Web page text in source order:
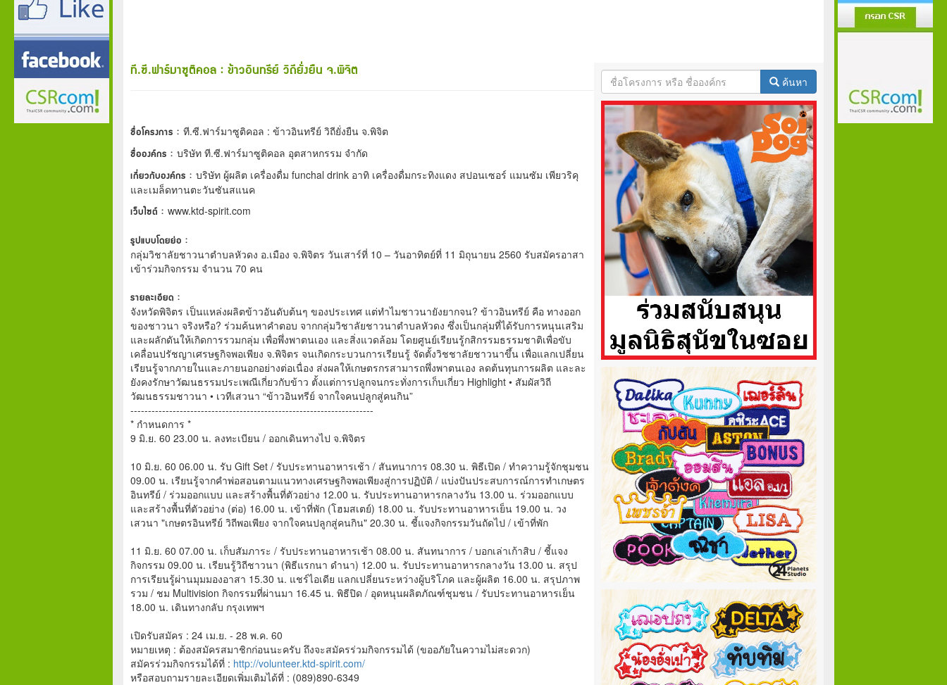
ที.ซี.ฟาร์มาซูติคอล : ข้าวอินทรีย์ วิถียั่งยืน จ.พิจิต
ชื่อโครงการ : ที.ซี.ฟาร์มาซูติคอล : ข้าวอินทรีย์ วิถียั่งยืน จ.พิจิต
ชื่อองค์กร : บริษัท ที.ซี.ฟาร์มาซูติคอล อุตสาหกรรม จำกัด
เกี่ยวกับองค์กร : บริษัท ผู้ผลิต เครื่องดื่ม funchal drink อาทิ เครื่องดื่มกระทิงแดง สปอนเซอร์ แมนซัม เพียวริคุ
และเมล็ดทานตะวันซันสแนค
เว็บไซต์ : www.ktd-spirit.com
รูปแบบโดยย่อ :
กลุ่มวิชาลัยชาวนาตำบลหัวดง อ.เมือง จ.พิจิตร วันเสาร์ที่ 10 – วันอาทิตย์ที่ 11 มิถุนายน 2560 รับสมัครอาสา
เข้าร่วมกิจกรรม จำนวน 70 คน
รายละเอียด :
จังหวัดพิจิตร เป็นแหล่งผลิตข้าวอันดับต้นๆ ของประเทศ แต่ทำไมชาวนายังยากจน? ข้าวอินทรีย์ คือ ทางออก
ของชาวนา จริงหรือ? ร่วมค้นหาคำตอบ จากกลุ่มวิชาลัยชาวนาตำบลหัวดง ซึ่งเป็นกลุ่มที่ได้รับการหนุนเสริม
และผลักดันให้เกิดการรวมกลุ่ม เพื่อพึ่งพาตนเอง และสิ่งแวดล้อม โดยศูนย์เรียนรู้กสิกรรมธรรมชาติเพื่อขับ
เคลื่อนปรัชญาเศรษฐกิจพอเพียง จ.พิจิตร จนเกิดกระบวนการเรียนรู้ จัดตั้งวิชชาลัยชาวนาขึ้น เพื่อแลกเปลี่ยน
เรียนรู้จากภายในและภายนอกอย่างต่อเนื่อง ส่งผลให้เกษตรกรสามารถพึ่งพาตนเอง ลดต้นทุนการผลิต และละ
ยังคงรักษาวัฒนธรรมประเพณีเกี่ยวกับข้าว ตั้งแต่การปลูกจนกระทั่งการเก็บเกี่ยว Highlight • สัมผัสวิถี
วัฒนธรรมชาวนา • เวทีเสวนา “ข้าวอินทรีย์ จากใจคนปลูกสู่คนกิน”
---------------------------------------------------------------------
* กำหนดการ *
9 มิ.ย. 60 23.00 น. ลงทะเบียน / ออกเดินทางไป จ.พิจิตร
10 มิ.ย. 60 06.00 น. รับ Gift Set / รับประทานอาหารเช้า / สันทนาการ 08.30 น. พิธีเปิด / ทำความรู้จักชุมชน
09.00 น. เรียนรู้จากคำพ่อสอนตามแนวทางเศรษฐกิจพอเพียงสู่การปฏิบัติ / แบ่งปันประสบการณ์การทำเกษตร
อินทรีย์ / ร่วมออกแบบ และสร้างพื้นที่ตัวอย่าง 12.00 น. รับประทานอาหารกลางวัน 13.00 น. ร่วมออกแบบ
และสร้างพื้นที่ตัวอย่าง (ต่อ) 16.00 น. เข้าที่พัก (โฮมสเตย์) 18.00 น. รับประทานอาหารเย็น 19.00 น. วง
เสวนา "เกษตรอินทรีย์ วิถีพอเพียง จากใจคนปลูกสู่คนกิน" 20.30 น. ชี้แจงกิจกรรมวันถัดไป / เข้าที่พัก
11 มิ.ย. 60 07.00 น. เก็บสัมภาระ / รับประทานอาหารเช้า 08.00 น. สันทนาการ / บอกเล่าเก้าสิบ / ชี้แจง
กิจกรรม 09.00 น. เรียนรู้วิถีชาวนา (พิธีแรกนา ดำนา) 12.00 น. รับประทานอาหารกลางวัน 13.00 น. สรุป
การเรียนรู้ผ่านมุมมองอาสา 15.30 น. แชร์ไอเดีย แลกเปลี่ยนระหว่างผู้บริโภค และผู้ผลิต 16.00 น. สรุปภาพ
รวม / ชม Multivision กิจกรรมที่ผ่านมา 16.45 น. พิธีปิด / อุดหนุนผลิตภัณฑ์ชุมชน / รับประทานอาหารเย็น
18.00 น. เดินทางกลับ กรุงเทพฯ
เปิดรับสมัคร : 24 เม.ย. - 28 พ.ค. 60
หมายเหตุ : ต้องสมัครสมาชิกก่อนนะครับ ถึงจะสมัครร่วมกิจกรรมได้ (ขออภัยในความไม่สะดวก)
สมัครร่วมกิจกรรมได้ที่ : http://volunteer.ktd-spirit.com/
หรือสอบถามรายละเอียดเพิ่มเติมได้ที่ : (089)890-6349
ค้นหา